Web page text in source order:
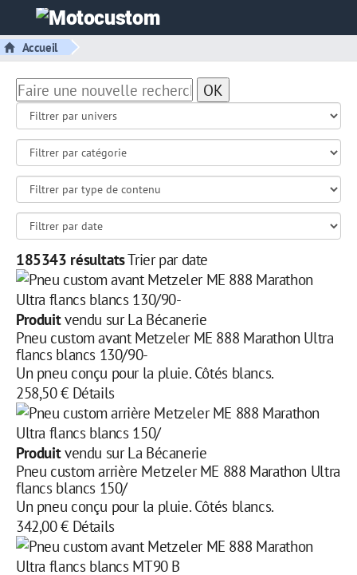
Accueil
OK
185343 résultatsTrier par date
Produitvendu sur La Bécanerie
Pneu custom avant Metzeler ME 888 Marathon Ultra
flancs blancs 130/90-
Un pneu conçu pour la pluie. Côtés blancs.
258,50 € Détails
Produitvendu sur La Bécanerie
Pneu custom arrière Metzeler ME 888 Marathon Ultra
flancs blancs 150/
Un pneu conçu pour la pluie. Côtés blancs.
342,00 € Détails